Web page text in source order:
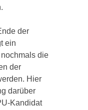
der
ein
die
der
Hier
darüber
Kandidat